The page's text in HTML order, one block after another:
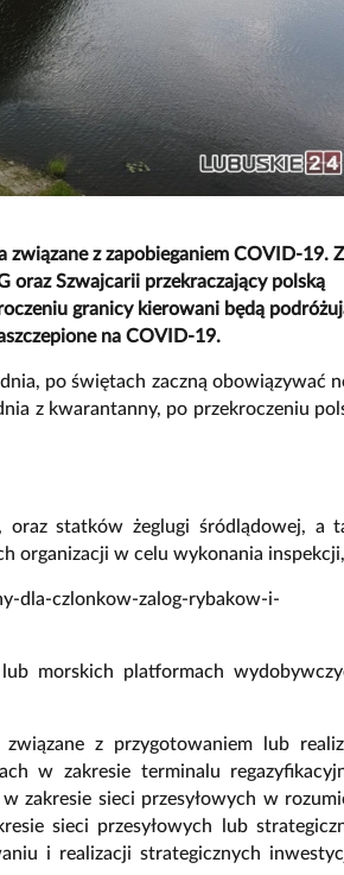
z zapobieganiem COVID-19. Z
oraz Szwajcarii przekraczający polską
granicy kierowani będą
na COVID-19.
po świętach zaczną obowiązywać
z kwarantanny, po przekroczeniu
oraz statków żeglugi śródlądowej, a
organizacji w celu wykonania inspekcji,
dla-czlonkow-zalog-rybakow-i-
morskich platformach
z przygotowaniem lub
w zakresie terminalu
zakresie sieci przesyłowych w
sieci przesyłowych lub
i realizacji strategicznych